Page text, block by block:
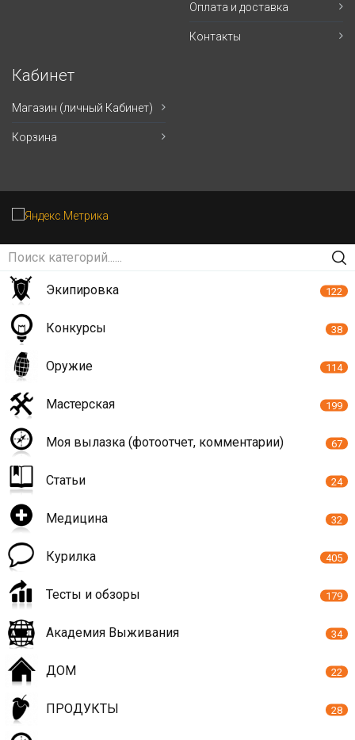
Оплата и доставка
Контакты
Кабинет
Магазин (личный Кабинет)
Корзина
Экипировка 122
Конкурсы 38
Оружие 114
Мастерская 199
Моя вылазка (фотоотчет, комментарии) 67
Статьи 24
Медицина 32
Курилка 405
Тесты и обзоры 179
Академия Выживания 34
ДОМ 22
ПРОДУКТЫ 28